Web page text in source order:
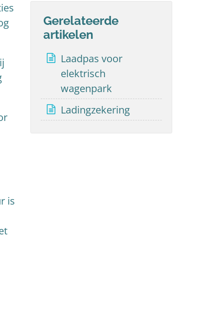
is
Gerelateerde
artikelen
Laadpas voor
elektrisch
wagenpark
Ladingzekering